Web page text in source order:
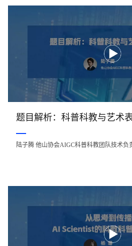
题目解析：科普科教与艺术
陆子腾 他山协会AIGC科普科教团队技术负